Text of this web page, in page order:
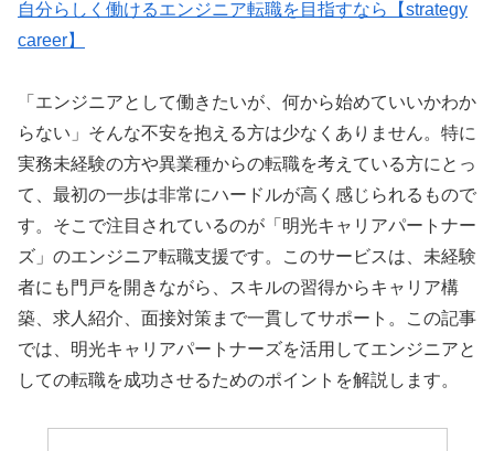
自分らしく働けるエンジニア転職を目指すなら【strategy
career】
「エンジニアとして働きたいが、何から始めていいかわか
らない」そんな不安を抱える方は少なくありません。特に
実務未経験の方や異業種からの転職を考えている方にとっ
て、最初の一歩は非常にハードルが高く感じられるもので
す。そこで注目されているのが「明光キャリアパートナー
ズ」のエンジニア転職支援です。このサービスは、未経験
者にも門戸を開きながら、スキルの習得からキャリア構
築、求人紹介、面接対策まで一貫してサポート。この記事
では、明光キャリアパートナーズを活用してエンジニアと
しての転職を成功させるためのポイントを解説します。